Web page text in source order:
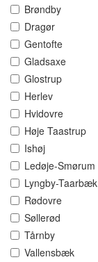
Brøndby
Dragør
Gentofte
Gladsaxe
Glostrup
Herlev
Hvidovre
Høje Taastrup
Ishøj
Ledøje-Smørum
Lyngby-Taarbæk
Rødovre
Søllerød
Tårnby
Vallensbæk